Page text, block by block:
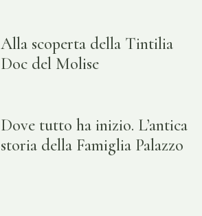
Alla scoperta della Tintilia
Doc del Molise
Dove tutto ha inizio. L’antica
storia della Famiglia Palazzo